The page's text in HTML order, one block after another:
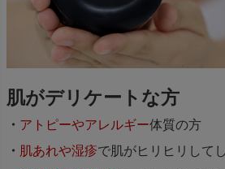
肌がデリケートな方
アトピーやアレルギー体質の方
肌あれや湿疹で肌がヒリヒリして